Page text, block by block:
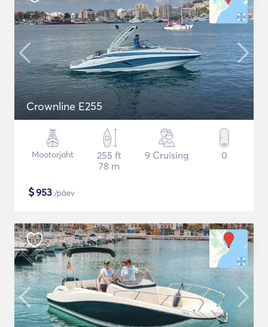
Crownline E255
Mootorjaht
255 ft
78 m
9 Cruising 0
$953 /päev